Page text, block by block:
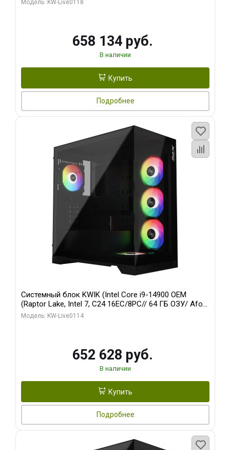
Модель: KW-Live0118
658 134 руб.
В наличии
Купить
Подробнее
Системный блок KWIK (Intel Core i9-14900 OEM
(Raptor Lake, Intel 7, C24 16EC/8PC// 64 ГБ ОЗУ/ Afox
RTX4090 24GB GDDR6X 384-Bit 3xDP HDMI ATX Turbo/
Модель: KW-Live0114
652 628 руб.
В наличии
Купить
Подробнее